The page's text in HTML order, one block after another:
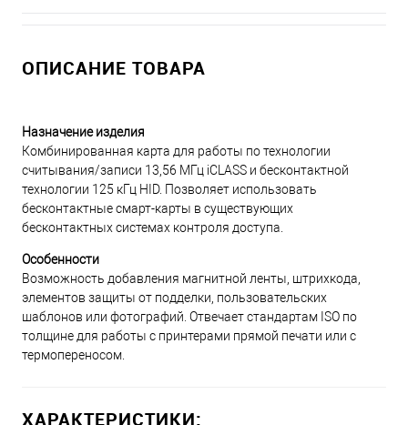
ОПИСАНИЕ ТОВАРА
Назначение изделия
Комбинированная карта для работы по технологии
считывания/записи 13,56 МГц iCLASS и бесконтактной
технологии 125 кГц HID. Позволяет использовать
бесконтактные смарт-карты в существующих
бесконтактных системах контроля доступа.
Особенности
Возможность добавления магнитной ленты, штрихкода,
элементов защиты от подделки, пользовательских
шаблонов или фотографий. Отвечает стандартам ISO по
толщине для работы с принтерами прямой печати или с
термопереносом.
ХАРАКТЕРИСТИКИ: